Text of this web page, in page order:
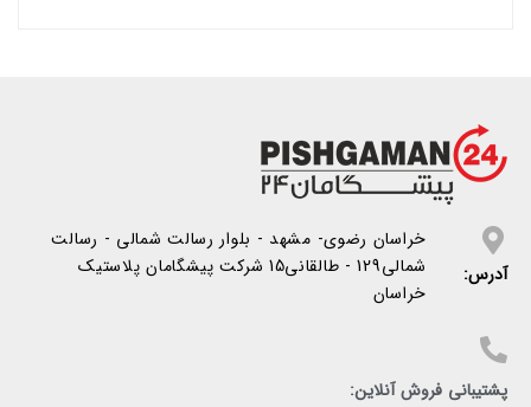
آدرس:
خراسان رضوی- مشهد - بلوار رسالت شمالی - رسالت
شمالی129 - طالقانی15 شرکت پیشگامان پلاستیک
خراسان
پشتیبانی فروش آنلاین: